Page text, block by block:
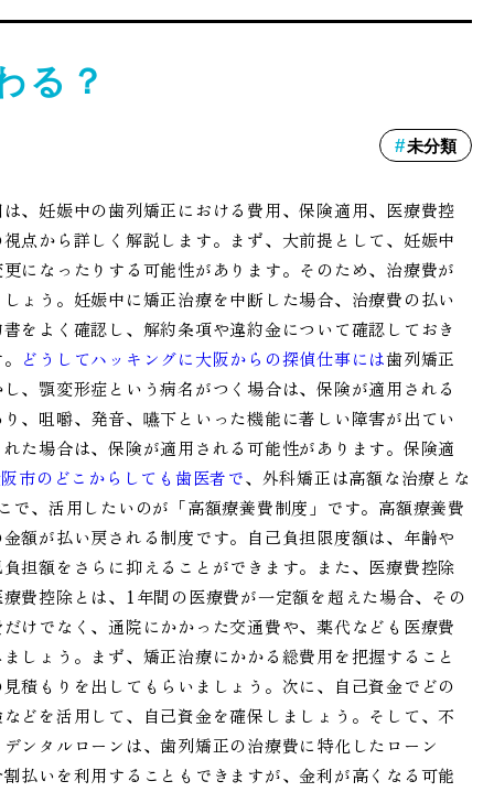
る？
未分類
、妊娠中の歯列矯正における費用、保険適用、医療費控
点から詳しく解説します。まず、大前提として、妊娠中
になったりする可能性があります。そのため、治療費が
ょう。妊娠中に矯正治療を中断した場合、治療費の払い
をよく確認し、解約条項や違約金について確認しておき
どうしてハッキングに大阪からの探偵仕事には歯列矯正
、顎変形症という病名がつく場合は、保険が適用される
、咀嚼、発音、嚥下といった機能に著しい障害が出てい
た場合は、保険が適用される可能性があります。保険適
市のどこからしても歯医者で、外科矯正は高額な治療とな
、活用したいのが「高額療養費制度」です。高額療養費
額が払い戻される制度です。自己負担限度額は、年齢や
担額をさらに抑えることができます。また、医療費控除
費控除とは、1年間の医療費が一定額を超えた場合、その
けでなく、通院にかかった交通費や、薬代なども医療費
しょう。まず、矯正治療にかかる総費用を把握すること
積もりを出してもらいましょう。次に、自己資金でどの
どを活用して、自己資金を確保しましょう。そして、不
ンタルローンは、歯列矯正の治療費に特化したローン
払いを利用することもできますが、金利が高くなる可能